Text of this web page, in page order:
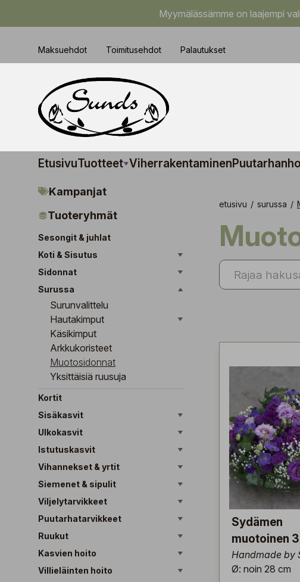
Myymälässämme on laajempi
Maksuehdot Toimitusehdot Palautukset
EtusivuTuotteet Viherrakentaminen
Kampanjat
Tuoteryhmät
Sesongit & juhlat
Koti & Sisutus
Sidonnat
Surussa
Surunvalittelu
Hautakimput
Käsikimput
Arkkukoristeet
Muotosidonnat
Yksittäisiä ruusuja
Kortit
Sisäkasvit
Ulkokasvit
Istutuskasvit
Vihannekset & yrtit
Siemenet & sipulit
Viljelytarvikkeet
Puutarhatarvikkeet
Ruukut
Kasvien hoito
Villieläinten hoito
etusivu / surussa /
Sydämen
muotoinen
Handmade by
Ø: noin 28 cm